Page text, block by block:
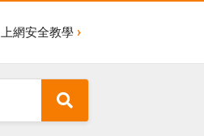
上網安全教學